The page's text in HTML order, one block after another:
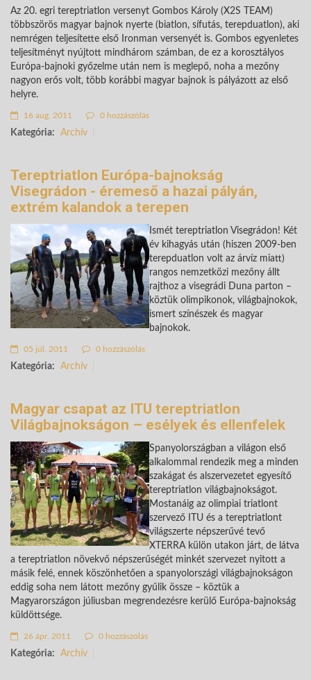
Az 20. egri tereptriatlon versenyt Gombos Károly (X2S TEAM)
többszörös magyar bajnok nyerte (biatlon, sífutás, terepduatlon), aki
nemrégen teljesítette első Ironman versenyét is. Gombos egyenletes
teljesítményt nyújtott mindhárom számban, de ez a korosztályos
Európa-bajnoki győzelme után nem is meglepő, noha a mezőny
nagyon erős volt, több korábbi magyar bajnok is pályázott az első
helyre.
16 aug. 2011 0 hozzászólás
Kategória: Archív
Tereptriatlon Európa-bajnokság
Visegrádon - éremeső a hazai pályán,
extrém kalandok a terepen
Ismét tereptriatlon Visegrádon! Két
év kihagyás után (hiszen 2009-ben
terepduatlon volt az árvíz miatt)
rangos nemzetközi mezőny állt
rajthoz a visegrádi Duna parton –
köztük olimpikonok, világbajnokok,
ismert színészek és magyar
bajnokok.
05 júl. 2011 0 hozzászólás
Kategória: Archív
Magyar csapat az ITU tereptriatlon
Világbajnokságon – esélyek és ellenfelek
Spanyolországban a világon első
alkalommal rendezik meg a minden
szakágat és alszervezetet egyesítő
tereptriatlon világbajnokságot.
Mostanáig az olimpiai triatlont
szervező ITU és a tereptriatlont
világszerte népszerűvé tevő
XTERRA külön utakon járt, de látva
a tereptriatlon növekvő népszerűségét minkét szervezet nyitott a
másik felé, ennek köszönhetően a spanyolországi világbajnokságon
eddig soha nem látott mezőny gyűlik össze – köztük a
Magyarországon júliusban megrendezésre kerülő Európa-bajnokság
küldöttsége.
26 ápr. 2011 0 hozzászólás
Kategória: Archív